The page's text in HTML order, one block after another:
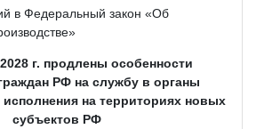
в Федеральный закон «Об
г. продлены особенности
РФ на службу в органы
исполнения на территориях новых
субъектов РФ